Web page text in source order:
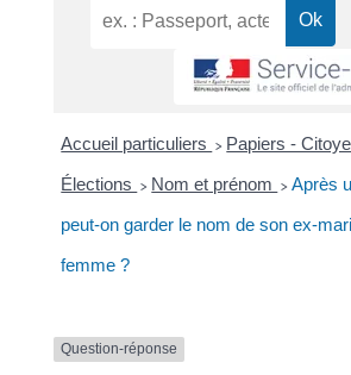
Accueil particuliers > Papiers -
Élections > Nom et prénom > Après
peut-on garder le nom de son ex-
femme ?
Question-réponse